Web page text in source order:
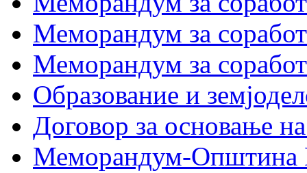
Меморандум за
Меморандум за
Образование и
Договор за основање
Меморандум-Општина